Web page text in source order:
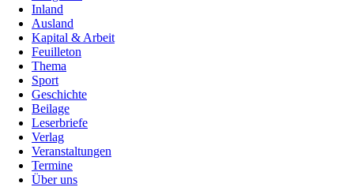
Inland
Ausland
Kapital & Arbeit
Feuilleton
Thema
Sport
Geschichte
Beilage
Leserbriefe
Verlag
Veranstaltungen
Termine
Über uns